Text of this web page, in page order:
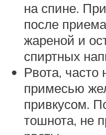
на спине.
после
жареной и
спиртных
Рвота, часто
примесью
привкусом.
тошнота, не